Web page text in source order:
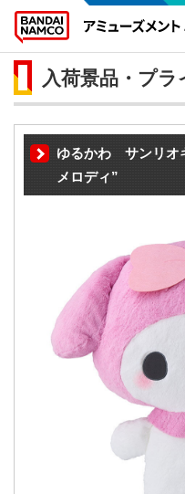
入荷景品・プラ
ゆるかわ サンリオ
メロディ”